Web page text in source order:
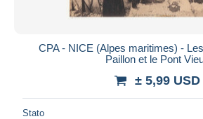
CPA - NICE (Alpes maritimes) -
Paillon et le Pont
± 5,99 USD
Stato